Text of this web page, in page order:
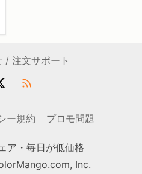
/ 注文サポート
ー規約 プロモ問題
ア・毎日が低価格
Inc.